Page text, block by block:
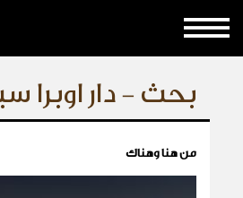
بحث - دار اوبرا
من هنا وهناك